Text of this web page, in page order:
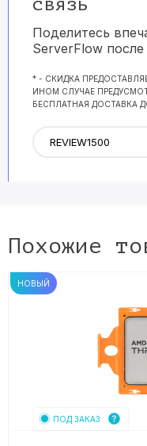
связь
Поделитесь
ServerFlow после
* - СКИДКА
ИНОМ СЛУЧАЕ
БЕСПЛАТНАЯ ДОСТАВКА
Похожие
НОВЫЙ
ПОД ЗАКАЗ